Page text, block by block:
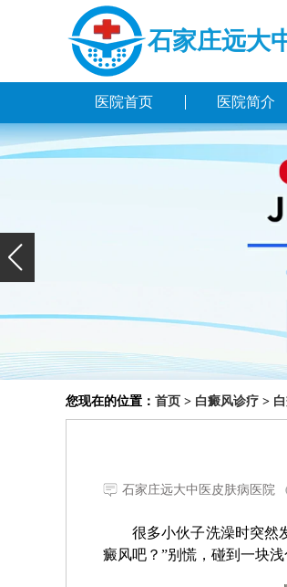
石家庄远大
医院首页 医院简介
您现在的位置： 首页 > 白癜风诊疗 >
石家庄远大中医皮肤病医院
很多小伙子洗澡时突然
癜风吧？”别慌，碰到一块